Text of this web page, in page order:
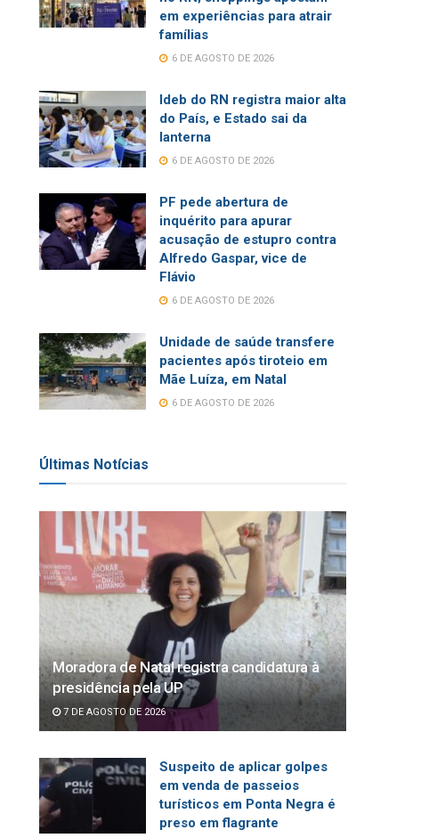
em experiências para atrair
famílias
6 DE AGOSTO DE 2026
Ideb do RN registra maior alta
do País, e Estado sai da
lanterna
6 DE AGOSTO DE 2026
PF pede abertura de
inquérito para apurar
acusação de estupro contra
Alfredo Gaspar, vice de
Flávio
6 DE AGOSTO DE 2026
Unidade de saúde transfere
pacientes após tiroteio em
Mãe Luíza, em Natal
6 DE AGOSTO DE 2026
Últimas Notícias
Moradora de Natal registra candidatura à
presidência pela UP
7 DE AGOSTO DE 2026
Suspeito de aplicar golpes
em venda de passeios
turísticos em Ponta Negra é
preso em flagrante